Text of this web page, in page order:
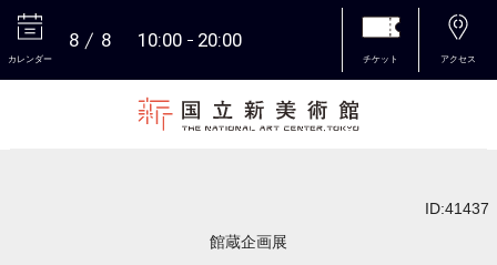
カレンダー
8 8 10:00 20:00
チケット アクセス
ID:41437
館蔵企画展